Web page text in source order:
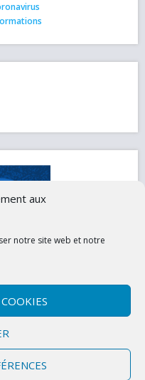
aux
notre site web et notre
(UE)
et développé par l'Union des